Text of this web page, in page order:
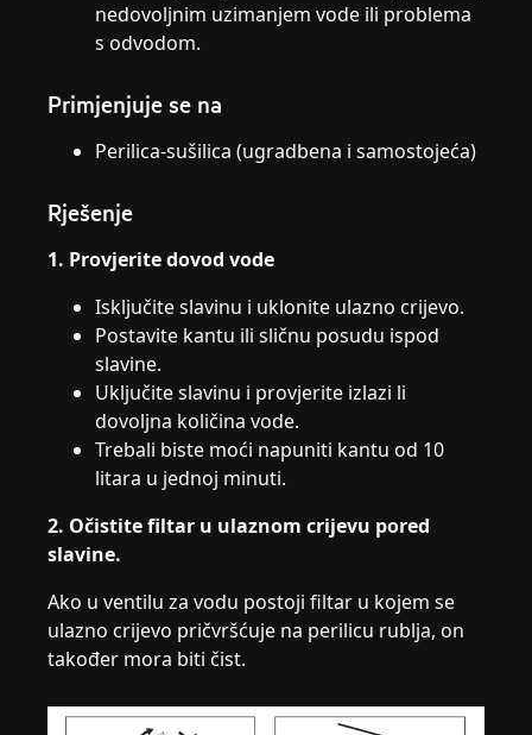
nedovoljnim uzimanjem vode ili problema
s odvodom.
Primjenjuje se na
Perilica-sušilica (ugradbena i samostojeća)
Rješenje
1. Provjerite dovod vode
Isključite slavinu i uklonite ulazno crijevo.
Postavite kantu ili sličnu posudu ispod
slavine.
Uključite slavinu i provjerite izlazi li
dovoljna količina vode.
Trebali biste moći napuniti kantu od 10
litara u jednoj minuti.
2. Očistite filtar u ulaznom crijevu pored
slavine.
Ako u ventilu za vodu postoji filtar u kojem se
ulazno crijevo pričvršćuje na perilicu rublja, on
također mora biti čist.